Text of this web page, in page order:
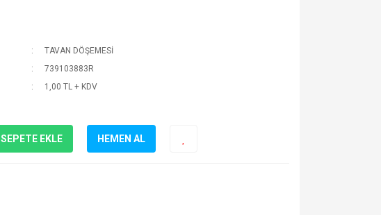
TAVAN DÖŞEMESİ
739103883R
1,00 TL + KDV
SEPETE EKLE HEMEN AL